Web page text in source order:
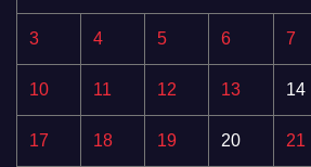
3 4 5 6 7
10 11 12 13 14
17 18 19 20 21